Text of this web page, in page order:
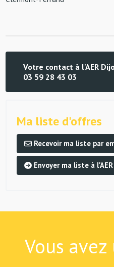
Votre contact à l'AER
03 59 28 43 03
Ma liste d'offres
Recevoir ma liste par
Envoyer ma liste à l'AER
Vous